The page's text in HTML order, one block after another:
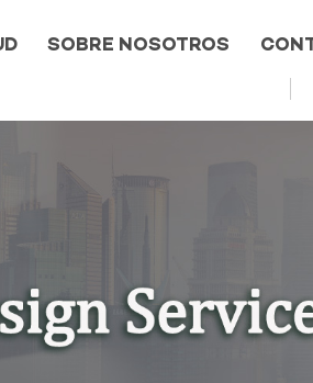
SOBRE NOSOTROS